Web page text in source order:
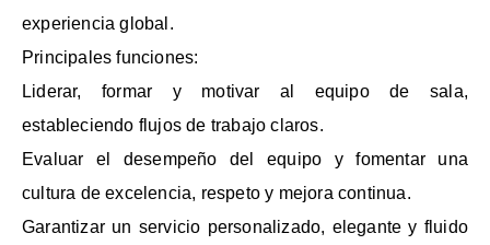
experiencia global.
Principales funciones:
Liderar, formar y motivar al equipo de sala,
estableciendo flujos de trabajo claros.
Evaluar el desempeño del equipo y fomentar una
cultura de excelencia, respeto y mejora continua.
Garantizar un servicio personalizado, elegante y fluido